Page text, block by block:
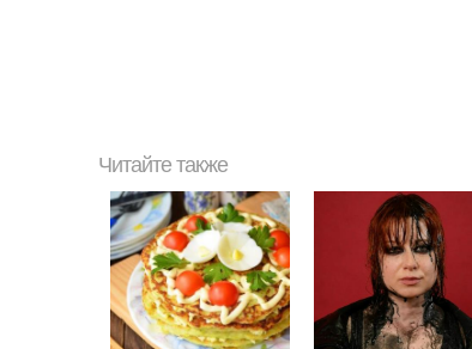
Читайте также